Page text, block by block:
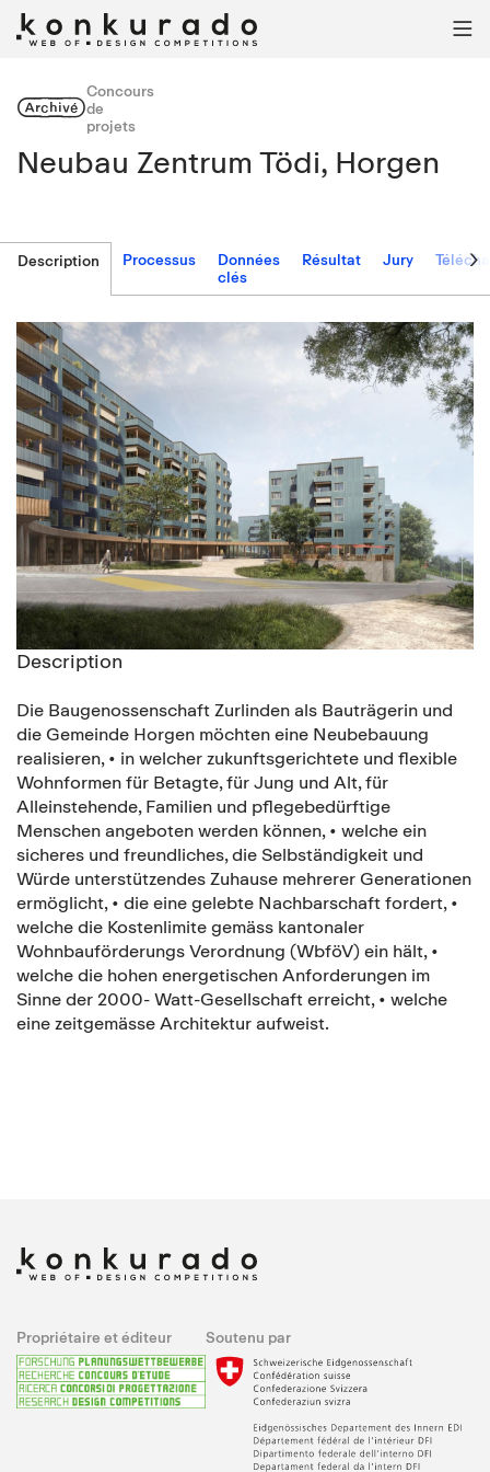

Archivé
Concours
de
projets
Neubau Zentrum Tödi, Horgen
Description Processus
Données
clés
Résultat Jury 
Description
Die Baugenossenschaft Zurlinden als Bauträgerin und
die Gemeinde Horgen möchten eine Neubebauung
realisieren, • in welcher zukunftsgerichtete und flexible
Wohnformen für Betagte, für Jung und Alt, für
Alleinstehende, Familien und pflegebedürftige
Menschen angeboten werden können, • welche ein
sicheres und freundliches, die Selbständigkeit und
Würde unterstützendes Zuhause mehrerer Generationen
ermöglicht, • die eine gelebte Nachbarschaft fordert, •
welche die Kostenlimite gemäss kantonaler
Wohnbauförderungs Verordnung (WbföV) ein hält, •
welche die hohen energetischen Anforderungen im
Sinne der 2000- Watt-Gesellschaft erreicht, • welche
eine zeitgemässe Architektur aufweist.
Propriétaire et éditeur Soutenu par